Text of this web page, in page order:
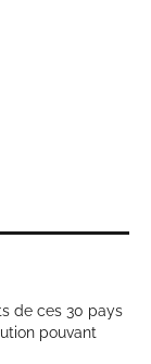
de ces 30 pays
pouvant